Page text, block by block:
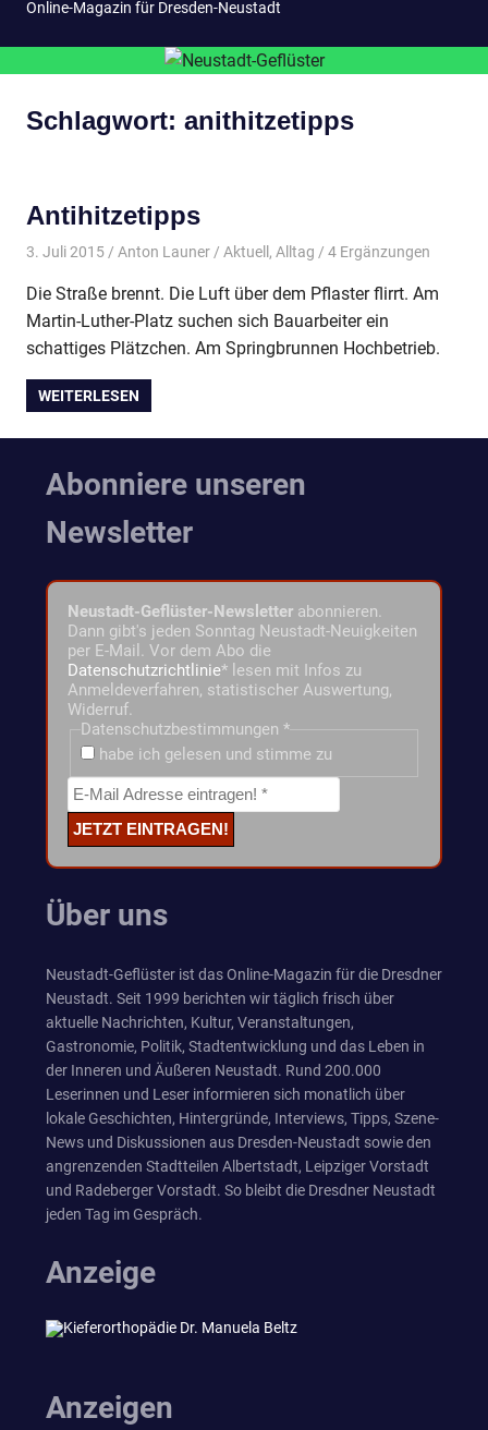
Online-Magazin für Dresden-Neustadt
Schlagwort: anithitzetipps
Antihitzetipps
3. Juli 2015 Anton Launer Aktuell , Alltag / 4 Ergänzungen
Die Straße brennt. Die Luft über dem Pflaster flirrt. Am
Martin-Luther-Platz suchen sich Bauarbeiter ein
schattiges Plätzchen. Am Springbrunnen Hochbetrieb.
WEITERLESEN
Abonniere unseren
Newsletter
Neustadt-Geflüster-Newsletter abonnieren.
Dann gibt's jeden Sonntag Neustadt-Neuigkeiten
per E-Mail. Vor dem Abo die
Datenschutzrichtlinie* lesen mit Infos zu
Anmeldeverfahren, statistischer Auswertung,
Widerruf.
Datenschutzbestimmungen *
habe ich gelesen und stimme zu
Über uns
Neustadt-Geflüster ist das Online-Magazin für die Dresdner
Neustadt. Seit 1999 berichten wir täglich frisch über
aktuelle Nachrichten, Kultur, Veranstaltungen,
Gastronomie, Politik, Stadtentwicklung und das Leben in
der Inneren und Äußeren Neustadt. Rund 200.000
Leserinnen und Leser informieren sich monatlich über
lokale Geschichten, Hintergründe, Interviews, Tipps, Szene-
News und Diskussionen aus Dresden-Neustadt sowie den
angrenzenden Stadtteilen Albertstadt, Leipziger Vorstadt
und Radeberger Vorstadt. So bleibt die Dresdner Neustadt
jeden Tag im Gespräch.
Anzeige
Anzeigen